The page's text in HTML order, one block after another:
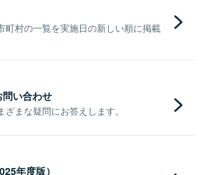
町村の一覧を実施日の新しい順に掲載
い合わせ
まな疑問にお答えします。
年度版）